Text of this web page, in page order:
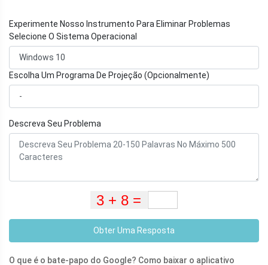
Experimente Nosso Instrumento Para Eliminar Problemas
Selecione O Sistema Operacional
Escolha Um Programa De Projeção (Opcionalmente)
Descreva Seu Problema
Obter Uma Resposta
O que é o bate-papo do Google? Como baixar o aplicativo